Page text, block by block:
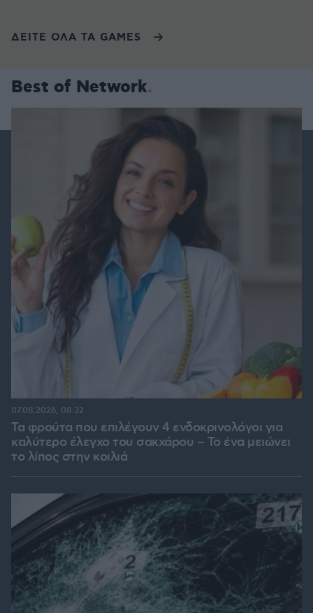
ΔΕΙΤΕ ΟΛΑ ΤΑ GAMES
Best of Network
Τα φρούτα που επιλέγουν 4 ενδοκρινολόγοι για
καλύτερο έλεγχο του σακχάρου – Το ένα μειώνει
το λίπος στην κοιλιά
07.08.2026, 08:32